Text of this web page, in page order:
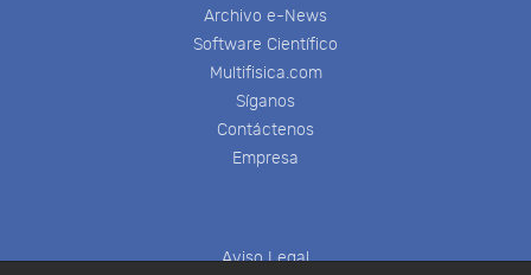
Archivo e-News
Software Científico
Multifisica.com
Síganos
Contáctenos
Empresa
Aviso Legal